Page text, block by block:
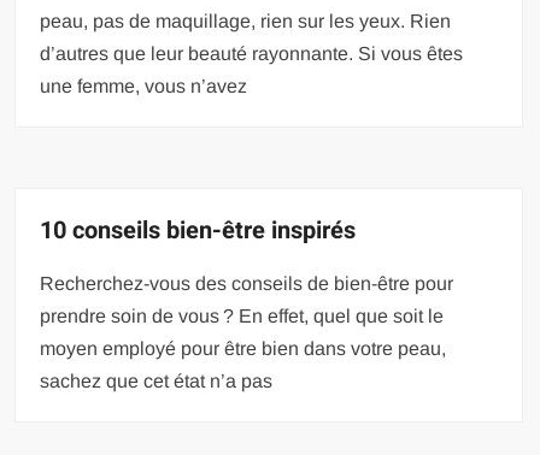
peau, pas de maquillage, rien sur les yeux. Rien
d’autres que leur beauté rayonnante. Si vous êtes
une femme, vous n’avez
10 conseils bien-être inspirés
Recherchez-vous des conseils de bien-être pour
prendre soin de vous ? En effet, quel que soit le
moyen employé pour être bien dans votre peau,
sachez que cet état n’a pas